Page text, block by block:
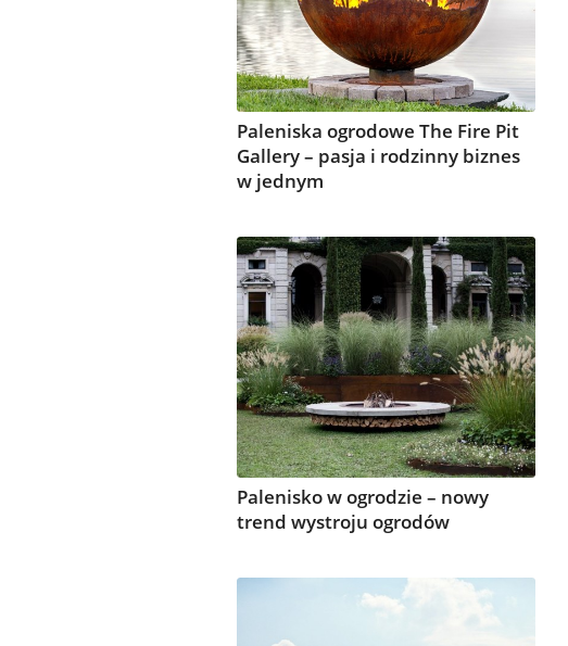
Paleniska ogrodowe The Fire Pit
Gallery – pasja i rodzinny biznes
w jednym
Palenisko w ogrodzie – nowy
trend wystroju ogrodów